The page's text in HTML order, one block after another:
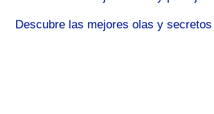
Descubre las mejores olas y